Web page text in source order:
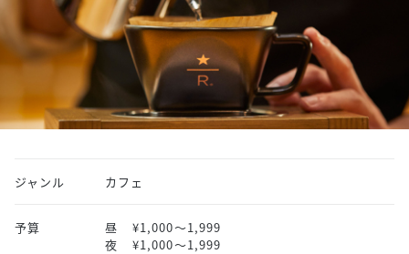
ジャンル カフェ
予算 昼
¥1,000〜1,999
夜
¥1,000〜1,999